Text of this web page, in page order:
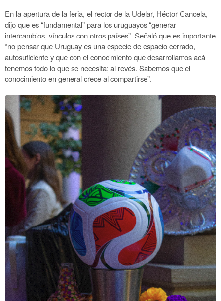
En la apertura de la feria, el rector de la Udelar, Héctor Cancela,
dijo que es “fundamental” para los uruguayos “generar
intercambios, vínculos con otros países”. Señaló que es importante
“no pensar que Uruguay es una especie de espacio cerrado,
autosuficiente y que con el conocimiento que desarrollamos acá
tenemos todo lo que se necesita; al revés. Sabemos que el
conocimiento en general crece al compartirse”.